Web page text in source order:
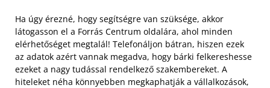
Ha úgy érezné, hogy segítségre van szüksége, akkor
látogasson el a Forrás Centrum oldalára, ahol minden
elérhetőséget megtalál! Telefonáljon bátran, hiszen ezek
az adatok azért vannak megadva, hogy bárki felkereshesse
ezeket a nagy tudással rendelkező szakembereket. A
hiteleket néha könnyebben megkaphatják a vállalkozások,